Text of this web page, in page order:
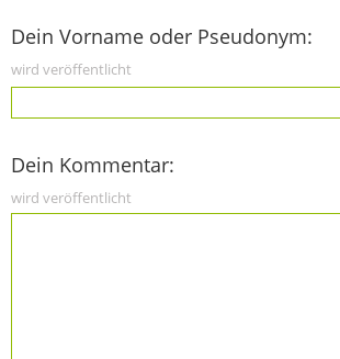
Dein Vorname oder Pseudonym:
wird veröffentlicht
Dein Kommentar:
wird veröffentlicht